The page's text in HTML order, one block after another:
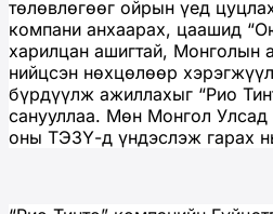
төлөвлөгөөг ойрын үед
компани анхаарах, цаашид
харилцан ашигтай, Монголын
нийцсэн нөхцөлөөр
бүрдүүлж ажиллахыг “Рио
санууллаа. Мөн Монгол
оны ТЭЗҮ-д үндэслэж гарах